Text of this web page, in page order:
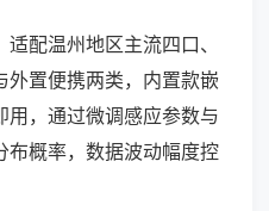
配温州地区主流四口、
外置便携两类，内置款嵌
用，通过微调感应参数与
布概率，数据波动幅度控